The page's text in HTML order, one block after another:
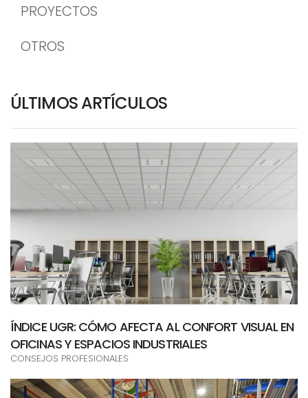
PROYECTOS
OTROS
ÚLTIMOS ARTÍCULOS
ÍNDICE UGR: CÓMO AFECTA AL CONFORT VISUAL EN
OFICINAS Y ESPACIOS INDUSTRIALES
CONSEJOS PROFESIONALES